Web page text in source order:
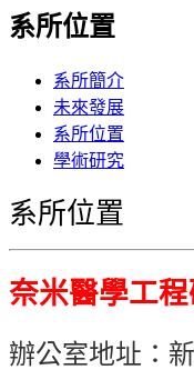
系所位置
系所簡介
未來發展
系所位置
學術研究
系所位置
奈米醫學工
辦公室地址：